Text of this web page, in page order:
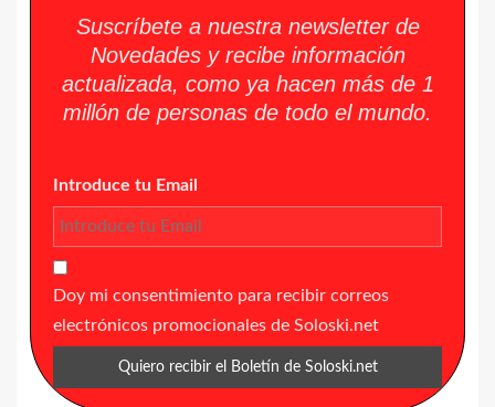
Suscríbete a nuestra newsletter de
Novedades y recibe información
actualizada, como ya hacen más de 1
millón de personas de todo el mundo.
Introduce tu Email
Doy mi consentimiento para recibir correos
electrónicos promocionales de Soloski.net